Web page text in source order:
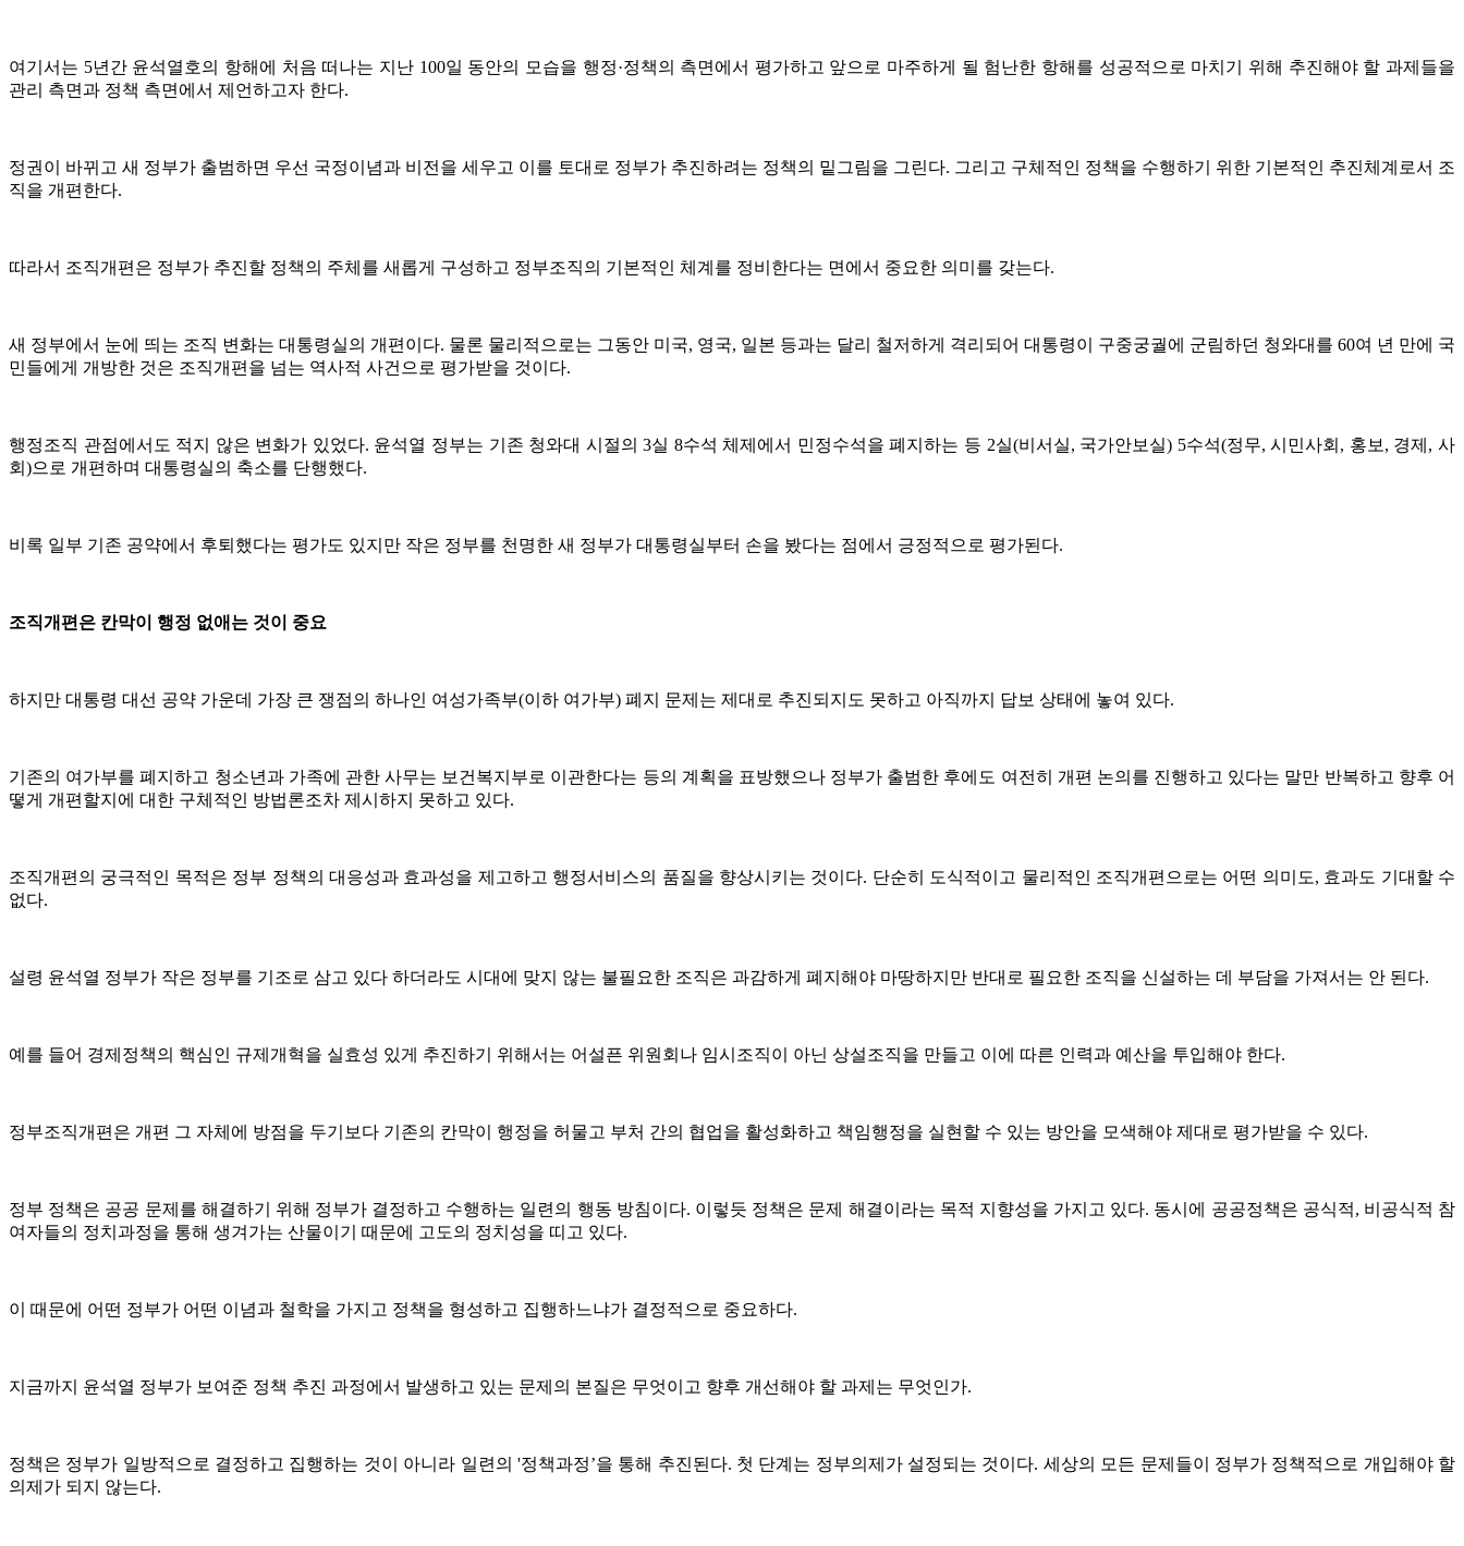
여기서는 5년간 윤석열호의 항해에 처음 떠나는 지난 100일 동안의 모습을 행정·정책의 측면에서 평가하고 앞으로 마주하게 될 험난한 항해를 성공적으로 마치기 위해 추진해야 할 과제들을
관리 측면과 정책 측면에서 제언하고자 한다.
정권이 바뀌고 새 정부가 출범하면 우선 국정이념과 비전을 세우고 이를 토대로 정부가 추진하려는 정책의 밑그림을 그린다. 그리고 구체적인 정책을 수행하기 위한 기본적인 추진체계로서 조
직을 개편한다.
따라서 조직개편은 정부가 추진할 정책의 주체를 새롭게 구성하고 정부조직의 기본적인 체계를 정비한다는 면에서 중요한 의미를 갖는다.
새 정부에서 눈에 띄는 조직 변화는 대통령실의 개편이다. 물론 물리적으로는 그동안 미국, 영국, 일본 등과는 달리 철저하게 격리되어 대통령이 구중궁궐에 군림하던 청와대를 60여 년 만에 국
민들에게 개방한 것은 조직개편을 넘는 역사적 사건으로 평가받을 것이다.
행정조직 관점에서도 적지 않은 변화가 있었다. 윤석열 정부는 기존 청와대 시절의 3실 8수석 체제에서 민정수석을 폐지하는 등 2실(비서실, 국가안보실) 5수석(정무, 시민사회, 홍보, 경제, 사
회)으로 개편하며 대통령실의 축소를 단행했다.
비록 일부 기존 공약에서 후퇴했다는 평가도 있지만 작은 정부를 천명한 새 정부가 대통령실부터 손을 봤다는 점에서 긍정적으로 평가된다.
조직개편은 칸막이 행정 없애는 것이 중요
하지만 대통령 대선 공약 가운데 가장 큰 쟁점의 하나인 여성가족부(이하 여가부) 폐지 문제는 제대로 추진되지도 못하고 아직까지 답보 상태에 놓여 있다.
기존의 여가부를 폐지하고 청소년과 가족에 관한 사무는 보건복지부로 이관한다는 등의 계획을 표방했으나 정부가 출범한 후에도 여전히 개편 논의를 진행하고 있다는 말만 반복하고 향후 어
떻게 개편할지에 대한 구체적인 방법론조차 제시하지 못하고 있다.
조직개편의 궁극적인 목적은 정부 정책의 대응성과 효과성을 제고하고 행정서비스의 품질을 향상시키는 것이다. 단순히 도식적이고 물리적인 조직개편으로는 어떤 의미도, 효과도 기대할 수
없다.
설령 윤석열 정부가 작은 정부를 기조로 삼고 있다 하더라도 시대에 맞지 않는 불필요한 조직은 과감하게 폐지해야 마땅하지만 반대로 필요한 조직을 신설하는 데 부담을 가져서는 안 된다.
예를 들어 경제정책의 핵심인 규제개혁을 실효성 있게 추진하기 위해서는 어설픈 위원회나 임시조직이 아닌 상설조직을 만들고 이에 따른 인력과 예산을 투입해야 한다.
정부조직개편은 개편 그 자체에 방점을 두기보다 기존의 칸막이 행정을 허물고 부처 간의 협업을 활성화하고 책임행정을 실현할 수 있는 방안을 모색해야 제대로 평가받을 수 있다.
정부 정책은 공공 문제를 해결하기 위해 정부가 결정하고 수행하는 일련의 행동 방침이다. 이렇듯 정책은 문제 해결이라는 목적 지향성을 가지고 있다. 동시에 공공정책은 공식적, 비공식적 참
여자들의 정치과정을 통해 생겨가는 산물이기 때문에 고도의 정치성을 띠고 있다.
이 때문에 어떤 정부가 어떤 이념과 철학을 가지고 정책을 형성하고 집행하느냐가 결정적으로 중요하다.
지금까지 윤석열 정부가 보여준 정책 추진 과정에서 발생하고 있는 문제의 본질은 무엇이고 향후 개선해야 할 과제는 무엇인가.
정책은 정부가 일방적으로 결정하고 집행하는 것이 아니라 일련의 '정책과정’을 통해 추진된다. 첫 단계는 정부의제가 설정되는 것이다. 세상의 모든 문제들이 정부가 정책적으로 개입해야 할
의제가 되지 않는다.